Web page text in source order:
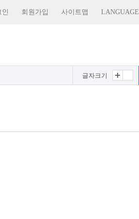
인 회원가입 사이트맵 LANGUAGE
글자크기